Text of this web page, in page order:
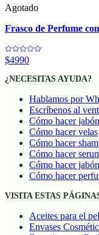
Agotado
Frasco de Perfume
$4990
¿NECESITAS AYUDA?
Hablamos por
Escríbenos al
Cómo hacer jabón
Cómo hacer velas
Cómo hacer
Cómo hacer
Cómo hacer
Cómo hacer
VISITA ESTAS
Aceites para el
Envases